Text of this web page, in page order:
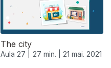
The city
Aula 27 | 27 min. | 21 mai. 2021